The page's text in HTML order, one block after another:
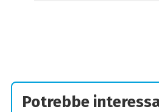
Potrebbe